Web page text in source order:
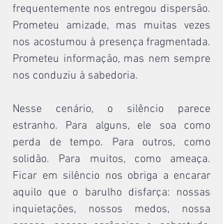
frequentemente nos entregou dispersão.
Prometeu amizade, mas muitas vezes
nos acostumou à presença fragmentada.
Prometeu informação, mas nem sempre
nos conduziu à sabedoria.
Nesse cenário, o silêncio parece
estranho. Para alguns, ele soa como
perda de tempo. Para outros, como
solidão. Para muitos, como ameaça.
Ficar em silêncio nos obriga a encarar
aquilo que o barulho disfarça: nossas
inquietações, nossos medos, nossa